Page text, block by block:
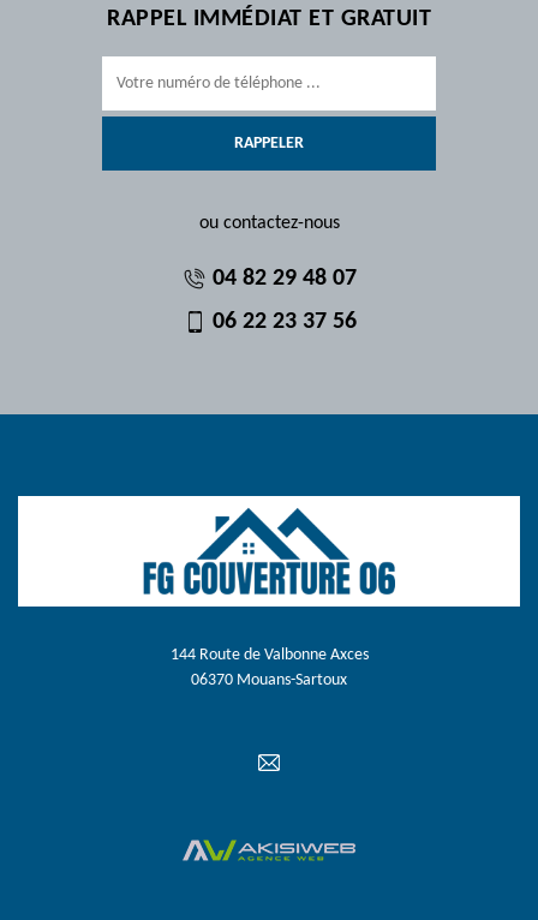
RAPPEL IMMÉDIAT ET GRATUIT
ou contactez-nous
04 82 29 48 07
06 22 23 37 56
144 Route de Valbonne Axces
06370 Mouans-Sartoux